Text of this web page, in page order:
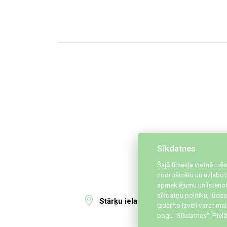
Stārķu iela 30, Liepāja, LV-3405
Sīkdatnes
Šajā tīmekļa vietnē
nodrošinātu un
apmeklējumu un
sīkdatņu politiku,
izdarīto izvēli varat
pogu "Sīkdatnes".